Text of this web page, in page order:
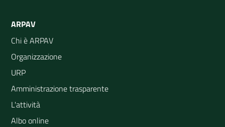
ARPAV
Chi è ARPAV
Organizzazione
URP
Amministrazione trasparente
L'attività
Albo online